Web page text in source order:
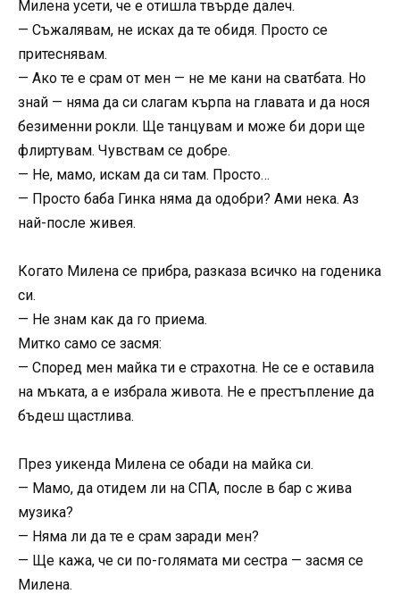
Милена усети, че е отишла твърде далеч.
— Съжалявам, не исках да те обидя. Просто се
притеснявам.
— Ако те е срам от мен — не ме кани на сватбата. Но
знай — няма да си слагам кърпа на главата и да нося
безименни рокли. Ще танцувам и може би дори ще
флиртувам. Чувствам се добре.
— Не, мамо, искам да си там. Просто…
— Просто баба Гинка няма да одобри? Ами нека. Аз
най-после живея.
Когато Милена се прибра, разказа всичко на годеника
си.
— Не знам как да го приема.
Митко само се засмя:
— Според мен майка ти е страхотна. Не се е оставила
на мъката, а е избрала живота. Не е престъпление да
бъдеш щастлива.
През уикенда Милена се обади на майка си.
— Мамо, да отидем ли на СПА, после в бар с жива
музика?
— Няма ли да те е срам заради мен?
— Ще кажа, че си по-голямата ми сестра — засмя се
Милена.